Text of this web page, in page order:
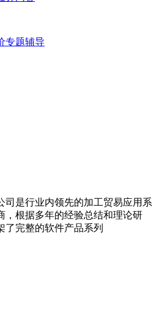
专题辅导
司是行业内领先的加工贸易应用系
，根据多年的经验总结和理论研
了完整的软件产品系列